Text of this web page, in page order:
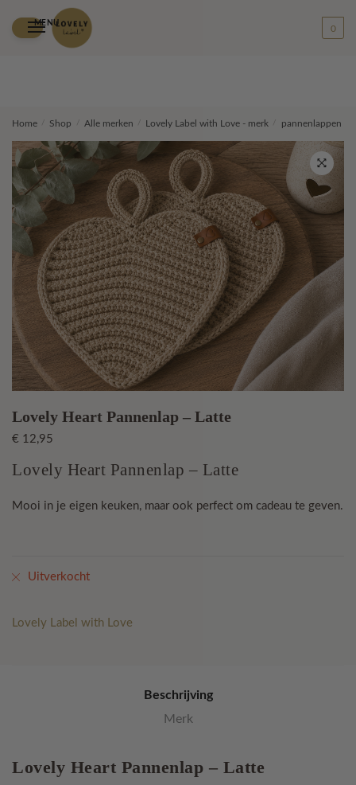
navigation
content
MENU
0
Home Shop Alle merken Lovely Label with Love - merk / pannenlappen
🔍
Lovely Heart Pannenlap – Latte
€ 12,95
Lovely Heart Pannenlap – Latte
Mooi in je eigen keuken, maar ook perfect om cadeau te geven.
Uitverkocht
Lovely Label with Love
Beschrijving
Merk
Lovely Heart Pannenlap – Latte